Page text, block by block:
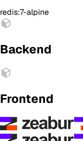
redis:7-alpine
Backend
Frontend